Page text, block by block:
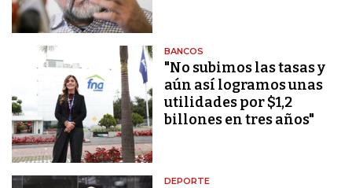
BANCOS
"No subimos las tasas y
aún así logramos unas
utilidades por $1,2
billones en tres años"
DEPORTE